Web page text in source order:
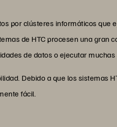
por clústeres informáticos
de HTC procesen una gran
de datos o ejecutar
Debido a que los sistemas
fácil.